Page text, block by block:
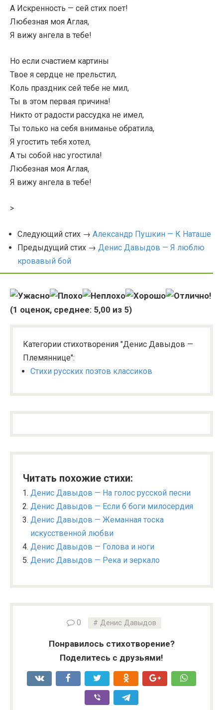
А Искренность — сей стих поет!
Любезная моя Аглая,
Я вижу ангела в тебе!
Но если счастием картины
Твое я сердце не прельстил,
Коль праздник сей тебе не мил,
Ты в этом первая причина!
Никто от радости рассудка не имел,
Ты только на себя вниманье обратила,
Я угостить тебя хотел,
А ты собой нас угостила!
Любезная моя Аглая,
Я вижу ангела в тебе!
>
Следующий стих → Александр Пушкин — К Наташе
Предыдущий стих → Денис Давыдов — Я люблю
кровавый бой
(1 оценок, среднее: 5,00 из 5)
Категории стихотворения "Денис Давыдов —
Племяннице":
Стихи русских поэтов классиков
Читать похожие стихи:
Денис Давыдов — На голос русской песни
Денис Давыдов — Если б боги милосердия
Денис Давыдов — Жеманная тоска
искусственной любви
Денис Давыдов — Голова и ноги
Денис Давыдов — Река и зеркало
0 Денис Давыдов
Понравилось стихотворение?
Поделитесь с друзьями!